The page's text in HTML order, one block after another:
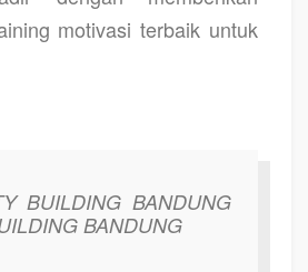
motivasi terbaik untuk
BUILDING BANDUNG
BANDUNG